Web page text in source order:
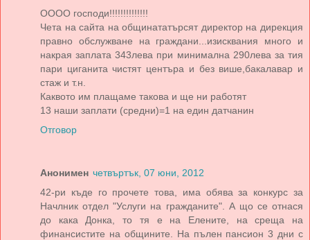
ОООО господи!!!!!!!!!!!!!!
Чета на сайта на общинататърсят директор на дирекция
правно обслужване на граждани...изисквания много и
накрая заплата 343лева при минимална 290лева за тия
пари циганита чистят центъра и без више,бакалавар и
стаж и т.н.
Каквото им плащаме такова и ще ни работят
13 наши заплати (средни)=1 на един датчанин
Отговор
Анонимен четвъртък, 07 юни, 2012
42-ри къде го прочете това, има обява за конкурс за
Начлник отдел "Услуги на гражданите". А що се отнася
до кака Донка, то тя е на Елените, на среща на
финансистите на общините. На пълен пансион 3 дни с